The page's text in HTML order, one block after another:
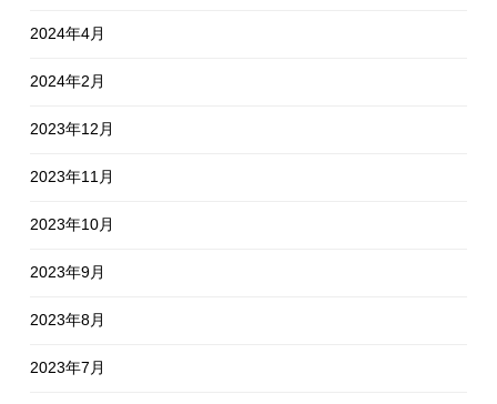
2024年4月
2024年2月
2023年12月
2023年11月
2023年10月
2023年9月
2023年8月
2023年7月